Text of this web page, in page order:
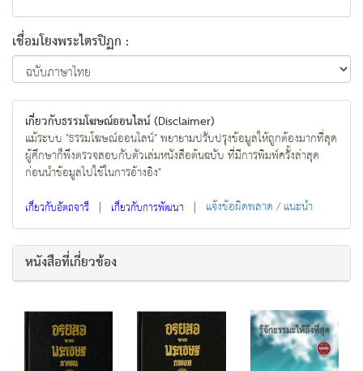
เชื่อมโยงพระไตรปิฏก :
เกี่ยวกับธรรมโฆษณ์ออนไลน์ (Disclaimer)
แม้ระบบ "ธรรมโฆษณ์ออนไลน์" พยายามปรับปรุงข้อมูลให้ถูกต้องมากที่สุด
ผู้ศึกษาก็พึงตรวจสอบกับตัวเล่มหนังสือต้นฉบับ ที่มีการพิมพ์ครั้งล่าสุด
ก่อนนำข้อมูลไปใช้ในการอ้างอิง"
เกี่ยวกับอัตถจารี | เกี่ยวกับการพัฒนา | แจ้งข้อผิดพลาด / แนะนำ
หนังสือที่เกี่ยวข้อง